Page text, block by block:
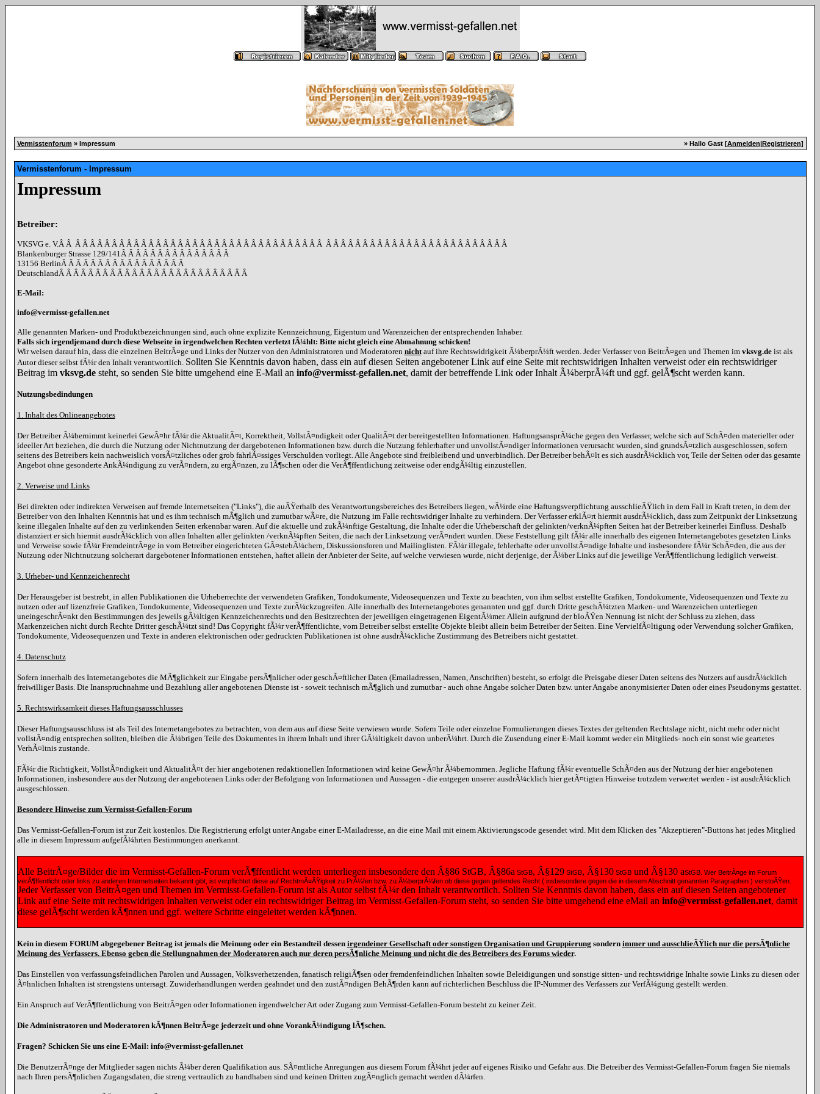
Vermisstenforum » Impressum » Hallo Gast [Anmelden|Registrieren]
Vermisstenforum - Impressum
Impressum
Betreiber:
VKSVG e. V.Â Â Â Â Â Â Â Â Â Â Â Â Â Â Â Â Â Â Â Â Â Â Â Â Â Â Â Â Â Â Â Â Â Â Â Â Â Â Â Â Â Â Â Â Â Â Â Â Â Â Â Â Â Â Â Â Â Â Â Â Â
Blankenburger Strasse 129/141Â Â Â Â Â Â Â Â Â Â Â Â Â Â Â
13156 BerlinÂ Â Â Â Â Â Â Â Â Â Â Â Â Â Â Â Â
DeutschlandÂ Â Â Â Â Â Â Â Â Â Â Â Â Â Â Â Â Â Â Â Â Â Â Â Â Â
E-Mail:
info@vermisst-gefallen.net
Alle genannten Marken- und Produktbezeichnungen sind, auch ohne explizite Kennzeichnung, Eigentum und Warenzeichen der entsprechenden Inhaber.
Falls sich irgendjemand durch diese Webseite in irgendwelchen Rechten verletzt fÃ¼hlt: Bitte nicht gleich eine Abmahnung schicken!
Wir weisen darauf hin, dass die einzelnen BeitrÃ¤ge und Links der Nutzer von den Administratoren und Moderatoren nichtauf ihre Rechtswidrigkeit Ã¼berprÃ¼ft werden. Jeder Verfasser von BeitrÃ¤gen und Themen im vksvg.deist als
Autor dieser selbst fÃ¼r den Inhalt verantwortlich. Sollten Sie Kenntnis davon haben, dass ein auf diesen Seiten angebotener Link auf eine Seite mit rechtswidrigen Inhalten verweist oder ein rechtswidriger
Beitrag im vksvg.desteht, so senden Sie bitte umgehend eine E-Mail an info@vermisst-gefallen.net, damit der betreffende Link oder Inhalt Ã¼berprÃ¼ft und ggf. gelÃ¶scht werden kann.
Nutzungsbedindungen
1. Inhalt des Onlineangebotes
Der Betreiber Ã¼bernimmt keinerlei GewÃ¤hr fÃ¼r die AktualitÃ¤t, Korrektheit, VollstÃ¤ndigkeit oder QualitÃ¤t der bereitgestellten Informationen. HaftungsansprÃ¼che gegen den Verfasser, welche sich auf SchÃ¤den materieller oder
ideeller Art beziehen, die durch die Nutzung oder Nichtnutzung der dargebotenen Informationen bzw. durch die Nutzung fehlerhafter und unvollstÃ¤ndiger Informationen verursacht wurden, sind grundsÃ¤tzlich ausgeschlossen, sofern
seitens des Betreibers kein nachweislich vorsÃ¤tzliches oder grob fahrlÃ¤ssiges Verschulden vorliegt. Alle Angebote sind freibleibend und unverbindlich. Der Betreiber behÃ¤lt es sich ausdrÃ¼cklich vor, Teile der Seiten oder das gesamte
Angebot ohne gesonderte AnkÃ¼ndigung zu verÃ¤ndern, zu ergÃ¤nzen, zu lÃ¶schen oder die VerÃ¶ffentlichung zeitweise oder endgÃ¼ltig einzustellen.
2. Verweise und Links
Bei direkten oder indirekten Verweisen auf fremde Internetseiten ("Links"), die auÃŸerhalb des Verantwortungsbereiches des Betreibers liegen, wÃ¼rde eine Haftungsverpflichtung ausschlieÃŸlich in dem Fall in Kraft treten, in dem der
Betreiber von den Inhalten Kenntnis hat und es ihm technisch mÃ¶glich und zumutbar wÃ¤re, die Nutzung im Falle rechtswidriger Inhalte zu verhindern. Der Verfasser erklÃ¤rt hiermit ausdrÃ¼cklich, dass zum Zeitpunkt der Linksetzung
keine illegalen Inhalte auf den zu verlinkenden Seiten erkennbar waren. Auf die aktuelle und zukÃ¼nftige Gestaltung, die Inhalte oder die Urheberschaft der gelinkten/verknÃ¼pften Seiten hat der Betreiber keinerlei Einfluss. Deshalb
distanziert er sich hiermit ausdrÃ¼cklich von allen Inhalten aller gelinkten /verknÃ¼pften Seiten, die nach der Linksetzung verÃ¤ndert wurden. Diese Feststellung gilt fÃ¼r alle innerhalb des eigenen Internetangebotes gesetzten Links
und Verweise sowie fÃ¼r FremdeintrÃ¤ge in vom Betreiber eingerichteten GÃ¤stebÃ¼chern, Diskussionsforen und Mailinglisten. FÃ¼r illegale, fehlerhafte oder unvollstÃ¤ndige Inhalte und insbesondere fÃ¼r SchÃ¤den, die aus der
Nutzung oder Nichtnutzung solcherart dargebotener Informationen entstehen, haftet allein der Anbieter der Seite, auf welche verwiesen wurde, nicht derjenige, der Ã¼ber Links auf die jeweilige VerÃ¶ffentlichung lediglich verweist.
3. Urheber- und Kennzeichenrecht
Der Herausgeber ist bestrebt, in allen Publikationen die Urheberrechte der verwendeten Grafiken, Tondokumente, Videosequenzen und Texte zu beachten, von ihm selbst erstellte Grafiken, Tondokumente, Videosequenzen und Texte zu
nutzen oder auf lizenzfreie Grafiken, Tondokumente, Videosequenzen und Texte zurÃ¼ckzugreifen. Alle innerhalb des Internetangebotes genannten und ggf. durch Dritte geschÃ¼tzten Marken- und Warenzeichen unterliegen
uneingeschrÃ¤nkt den Bestimmungen des jeweils gÃ¼ltigen Kennzeichenrechts und den Besitzrechten der jeweiligen eingetragenen EigentÃ¼mer. Allein aufgrund der bloÃŸen Nennung ist nicht der Schluss zu ziehen, dass
Markenzeichen nicht durch Rechte Dritter geschÃ¼tzt sind! Das Copyright fÃ¼r verÃ¶ffentlichte, vom Betreiber selbst erstellte Objekte bleibt allein beim Betreiber der Seiten. Eine VervielfÃ¤ltigung oder Verwendung solcher Grafiken,
Tondokumente, Videosequenzen und Texte in anderen elektronischen oder gedruckten Publikationen ist ohne ausdrÃ¼ckliche Zustimmung des Betreibers nicht gestattet.
4. Datenschutz
Sofern innerhalb des Internetangebotes die MÃ¶glichkeit zur Eingabe persÃ¶nlicher oder geschÃ¤ftlicher Daten (Emailadressen, Namen, Anschriften) besteht, so erfolgt die Preisgabe dieser Daten seitens des Nutzers auf ausdrÃ¼cklich
freiwilliger Basis. Die Inanspruchnahme und Bezahlung aller angebotenen Dienste ist - soweit technisch mÃ¶glich und zumutbar - auch ohne Angabe solcher Daten bzw. unter Angabe anonymisierter Daten oder eines Pseudonyms gestattet.
5. Rechtswirksamkeit dieses Haftungsausschlusses
Dieser Haftungsausschluss ist als Teil des Internetangebotes zu betrachten, von dem aus auf diese Seite verwiesen wurde. Sofern Teile oder einzelne Formulierungen dieses Textes der geltenden Rechtslage nicht, nicht mehr oder nicht
vollstÃ¤ndig entsprechen sollten, bleiben die Ã¼brigen Teile des Dokumentes in ihrem Inhalt und ihrer GÃ¼ltigkeit davon unberÃ¼hrt. Durch die Zusendung einer E-Mail kommt weder ein Mitglieds- noch ein sonst wie geartetes
VerhÃ¤ltnis zustande.
FÃ¼r die Richtigkeit, VollstÃ¤ndigkeit und AktualitÃ¤t der hier angebotenen redaktionellen Informationen wird keine GewÃ¤hr Ã¼bernommen. Jegliche Haftung fÃ¼r eventuelle SchÃ¤den aus der Nutzung der hier angebotenen
Informationen, insbesondere aus der Nutzung der angebotenen Links oder der Befolgung von Informationen und Aussagen - die entgegen unserer ausdrÃ¼cklich hier getÃ¤tigten Hinweise trotzdem verwertet werden - ist ausdrÃ¼cklich
ausgeschlossen.
Besondere Hinweise zum Vermisst-Gefallen-Forum
Das Vermisst-Gefallen-Forum ist zur Zeit kostenlos. Die Registrierung erfolgt unter Angabe einer E-Mailadresse, an die eine Mail mit einem Aktivierungscode gesendet wird. Mit dem Klicken des "Akzeptieren"-Buttons hat jedes Mitglied
alle in diesem Impressum aufgefÃ¼hrten Bestimmungen anerkannt.
Alle BeitrÃ¤ge/Bilder die im Vermisst-Gefallen-Forum verÃ¶ffentlicht werden unterliegen insbesondere den Â§86 StGB, Â§86a StGB, Â§129StGB, Â§130StGBund Â§130 aStGB. Wer BeitrÃ¤ge im Forum
verÃ¶ffentlicht oder links zu anderen Internetseiten bekannt gibt, ist verpflichtet diese auf RechtmÃ¤ÃŸigkeit zu PrÃ¼fen bzw. zu Ã¼berprÃ¼fen ob diese gegen geltendes Recht ( insbesondere gegen die in diesem Abschnitt genannten Paragraphen ) verstoÃŸen.
Jeder Verfasser von BeitrÃ¤gen und Themen im Vermisst-Gefallen-Forum ist als Autor selbst fÃ¼r den Inhalt verantwortlich. Sollten Sie Kenntnis davon haben, dass ein auf diesen Seiten angebotener
Link auf eine Seite mit rechtswidrigen Inhalten verweist oder ein rechtswidriger Beitrag im Vermisst-Gefallen-Forum steht, so senden Sie bitte umgehend eine eMail an info@vermisst-gefallen.net, damit
diese gelÃ¶scht werden kÃ¶nnen und ggf. weitere Schritte eingeleitet werden kÃ¶nnen.
Kein in diesem FORUM abgegebener Beitrag ist jemals die Meinung oder ein Bestandteil dessen irgendeiner Gesellschaft oder sonstigen Organisation und Gruppierung sondern immer und ausschlieÃŸlich nur die persÃ¶nliche
Meinung des Verfassers. Ebenso geben die Stellungnahmen der Moderatoren auch nur deren persÃ¶nliche Meinung und nicht die des Betreibers des Forums wieder.
Das Einstellen von verfassungsfeindlichen Parolen und Aussagen, Volksverhetzenden, fanatisch religiÃ¶sen oder fremdenfeindlichen Inhalten sowie Beleidigungen und sonstige sitten- und rechtswidrige Inhalte sowie Links zu diesen oder
Ã¤hnlichen Inhalten ist strengstens untersagt. Zuwiderhandlungen werden geahndet und den zustÃ¤ndigen BehÃ¶rden kann auf richterlichen Beschluss die IP-Nummer des Verfassers zur VerfÃ¼gung gestellt werden.
Ein Anspruch auf VerÃ¶ffentlichung von BeitrÃ¤gen oder Informationen irgendwelcher Art oder Zugang zum Vermisst-Gefallen-Forum besteht zu keiner Zeit.
Die Administratoren und Moderatoren kÃ¶nnen BeitrÃ¤ge jederzeit und ohne VorankÃ¼ndigung lÃ¶schen.
Fragen? Schicken Sie uns eine E-Mail: info@vermisst-gefallen.net
Die BenutzerrÃ¤nge der Mitglieder sagen nichts Ã¼ber deren Qualifikation aus. SÃ¤mtliche Anregungen aus diesem Forum fÃ¼hrt jeder auf eigenes Risiko und Gefahr aus. Die Betreiber des Vermisst-Gefallen-Forum fragen Sie niemals
nach Ihren persÃ¶nlichen Zugangsdaten, die streng vertraulich zu handhaben sind und keinen Dritten zugÃ¤nglich gemacht werden dÃ¼rfen.